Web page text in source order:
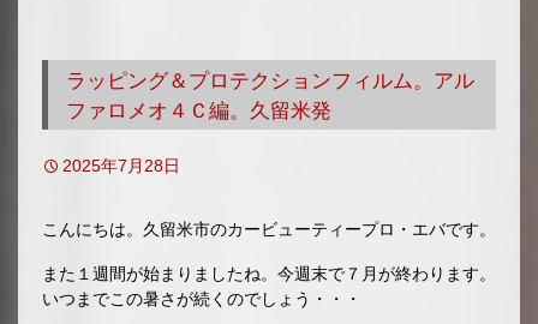
ラッピング＆プロテクションフィルム。アル
ファロメオ４Ｃ編。久留米発
2025年7月28日
こんにちは。久留米市のカービューティープロ・エバです。
また１週間が始まりましたね。今週末で７月が終わります。
いつまでこの暑さが続くのでしょう・・・